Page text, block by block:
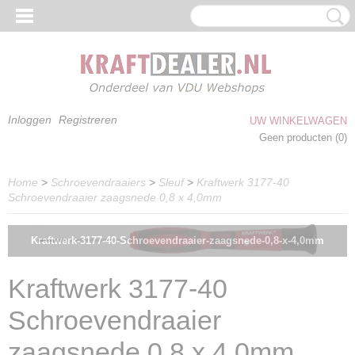
Inloggen Registreren
UW WINKELWAGEN
Geen producten (0)
Home > Schroevendraaiers > Sleuf> Kraftwerk 3177-40
Schroevendraaier zaagsnede 0,8 x 4,0mm
Kraftwerk-3177-40-Schroevendraaier-zaagsnede-0,8-x-4,0mm
Kraftwerk 3177-40
Schroevendraaier